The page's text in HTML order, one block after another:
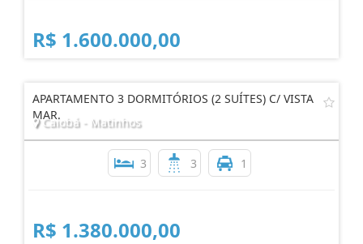
R$ 1.600.000,00
APARTAMENTO 3 DORMITÓRIOS (2 SUÍTES) C/ VISTA
MAR.
Caiobá - Matinhos
3 3 1
R$ 1.380.000,00